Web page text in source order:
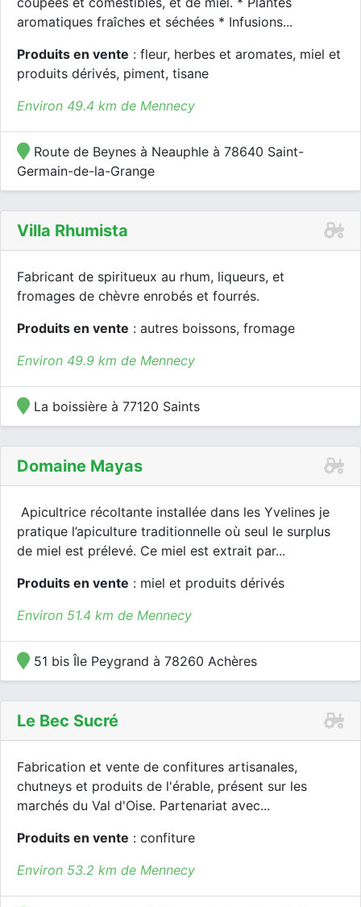
aromatiques fraîches et séchées * Infusions...
Produits en vente : fleur, herbes et aromates, miel et
produits dérivés, piment, tisane
Environ 49.4 km de Mennecy
Route de Beynes à Neauphle à 78640 Saint-
Germain-de-la-Grange
Villa Rhumista
Fabricant de spiritueux au rhum, liqueurs, et
fromages de chèvre enrobés et fourrés.
Produits en vente : autres boissons, fromage
Environ 49.9 km de Mennecy
La boissière à 77120 Saints
Domaine Mayas
Apicultrice récoltante installée dans les Yvelines je
pratique l’apiculture traditionnelle où seul le surplus
de miel est prélevé. Ce miel est extrait par...
Produits en vente : miel et produits dérivés
Environ 51.4 km de Mennecy
51 bis Île Peygrand à 78260 Achères
Le Bec Sucré
Fabrication et vente de confitures artisanales,
chutneys et produits de l'érable, présent sur les
marchés du Val d'Oise. Partenariat avec...
Produits en vente : confiture
Environ 53.2 km de Mennecy